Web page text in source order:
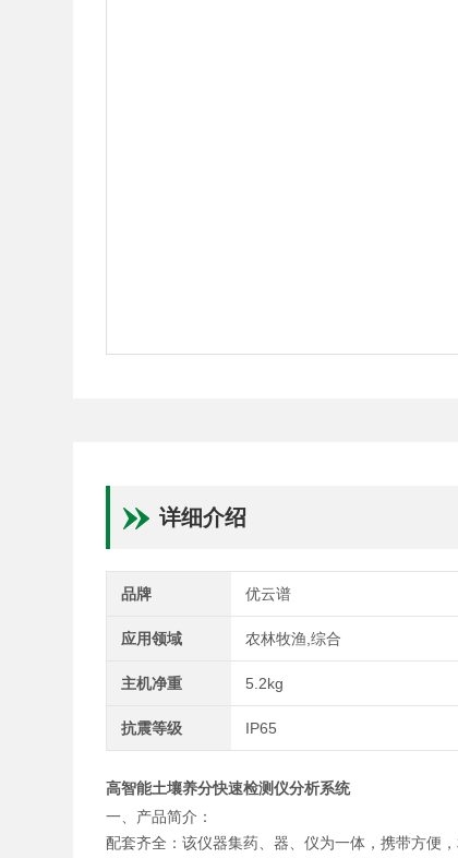
详细介绍
品牌 优云谱
应用领域 农林牧渔,综合
主机净重 5.2kg
抗震等级 IP65
高智能土壤养分快速检测仪分析系统
一、产品简介：
配套齐全：该仪器集药、器、仪为一体，携带方便